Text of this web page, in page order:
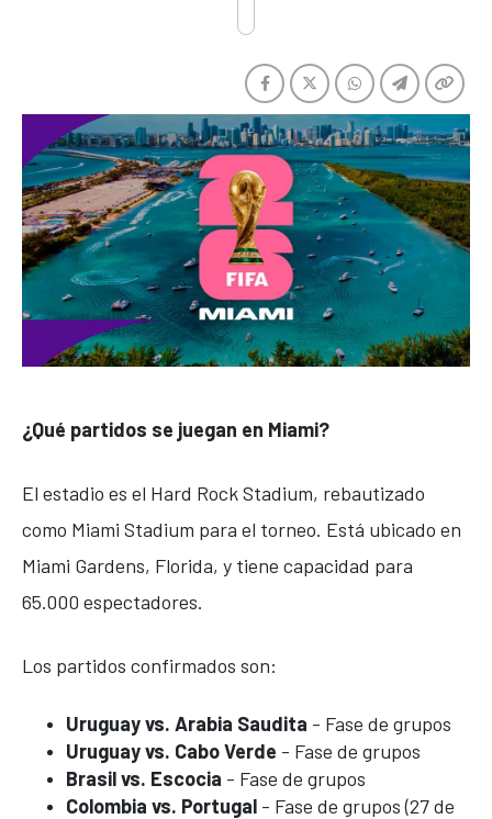
¿Qué partidos se juegan en Miami?
El estadio es el Hard Rock Stadium, rebautizado
como Miami Stadium para el torneo. Está ubicado en
Miami Gardens, Florida, y tiene capacidad para
65.000 espectadores.
Los partidos confirmados son:
Uruguay vs. Arabia Saudita - Fase de grupos
Uruguay vs. Cabo Verde - Fase de grupos
Brasil vs. Escocia - Fase de grupos
Colombia vs. Portugal - Fase de grupos (27 de